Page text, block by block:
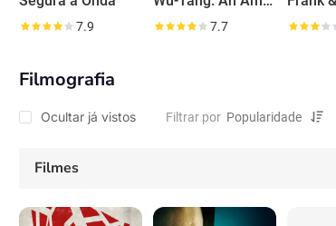
7.9 7.7
Filmografia
Ocultar já vistos Filtrar por
Filmes